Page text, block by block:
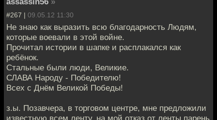
#267 | 09.05.12 11:30
Не знаю как выразить всю благодарность Людям,
которые воевали в этой войне.
Прочитал истории в шапке и расплакался как
ребёнок.
Стальные были люди, Великие.
СЛАВА Народу - Победителю!
Всех с Днём Великой Победы!
з.ы. Позавчера, в торговом центре, мне предложили
известную всем ленту, на мой отказ от ленты парень